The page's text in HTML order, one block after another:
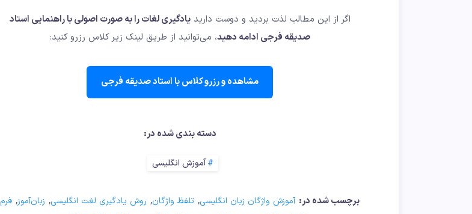
اگر از این مطالب لذت بردید و دوست داریدیادگیری لغات را به صورت اصولی با راهنمایی استاد
صدیقه فرجی ادامه دهید، می‌توانید از طریق لینک زیر کلاس رزرو کنید:
مشاهده و رزرو کلاس با استاد صدیقه فرجی
دسته بندی شده در:
آموزش انگلیسی
برچسب شده در: آموزش واژگان زبان انگلیسی, تلفظ واژگان, روش یادگیری لغت انگلیسی, زبان‌آموز, فرم